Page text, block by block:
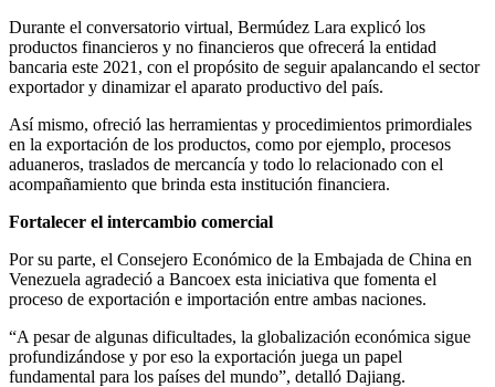
Durante el conversatorio virtual, Bermúdez Lara explicó los
productos financieros y no financieros que ofrecerá la entidad
bancaria este 2021, con el propósito de seguir apalancando el sector
exportador y dinamizar el aparato productivo del país.
Así mismo, ofreció las herramientas y procedimientos primordiales
en la exportación de los productos, como por ejemplo, procesos
aduaneros, traslados de mercancía y todo lo relacionado con el
acompañamiento que brinda esta institución financiera.
Fortalecer el intercambio comercial
Por su parte, el Consejero Económico de la Embajada de China en
Venezuela agradeció a Bancoex esta iniciativa que fomenta el
proceso de exportación e importación entre ambas naciones.
“A pesar de algunas dificultades, la globalización económica sigue
profundizándose y por eso la exportación juega un papel
fundamental para los países del mundo”, detalló Dajiang.